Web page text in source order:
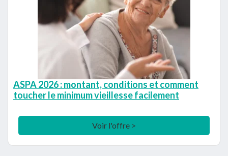
ASPA 2026 : montant, conditions et comment
toucher le minimum vieillesse facilement
Voir l'offre >